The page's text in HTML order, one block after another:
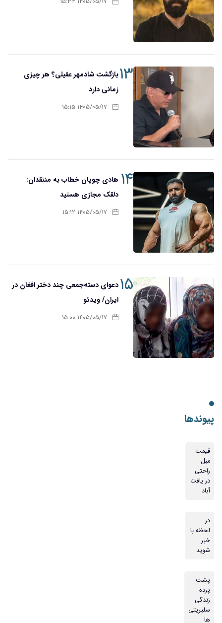
۱۳ بازگشت شادمهر عقیلی؟ هر چیزی
زمانی دارد
۱۴۰۵/۰۵/۱۷ ۱۵:۱۵
۱۴
هادی چوپان خطاب به منتقدان:
دلقک مجازی هستید
۱۴۰۵/۰۵/۱۷ ۱۵:۱۲
۱۵دعوای دسته‌جمعی چند دختر افغان در
ایران/ ویدئو
۱۴۰۵/۰۵/۱۷ ۱۵:۰۰